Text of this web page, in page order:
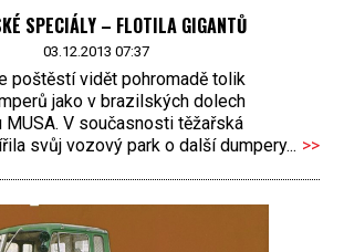
SPECIÁLY – FLOTILA GIGANTŮ
03.12.2013 07:37
poštěstí vidět pohromadě tolik
jako v brazilských dolech
MUSA. V současnosti těžařská
svůj vozový park o další dumpery... >>